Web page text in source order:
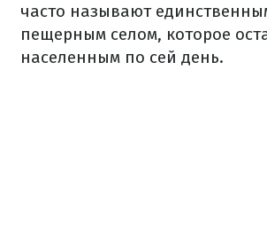
часто называют
пещерным селом, которое
населенным по сей день.